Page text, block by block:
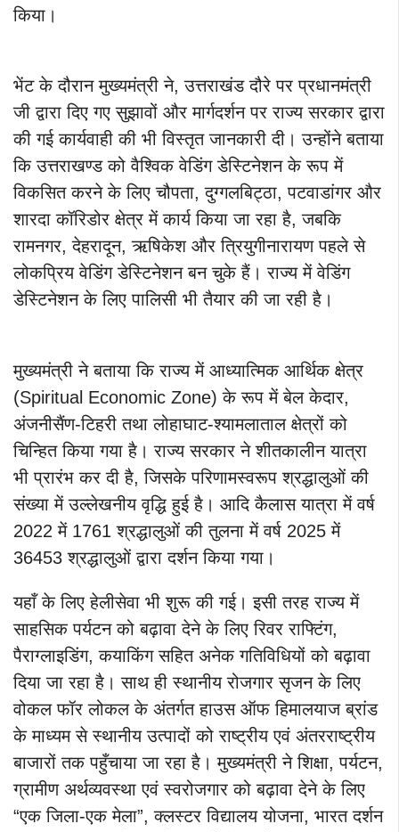
किया।
भेंट के दौरान मुख्यमंत्री ने, उत्तराखंड दौरे पर प्रधानमंत्री
जी द्वारा दिए गए सुझावों और मार्गदर्शन पर राज्य सरकार द्वारा
की गई कार्यवाही की भी विस्तृत जानकारी दी। उन्होंने बताया
कि उत्तराखण्ड को वैश्विक वेडिंग डेस्टिनेशन के रूप में
विकसित करने के लिए चौपता, दुग्गलबिट्ठा, पटवाडांगर और
शारदा कॉरिडोर क्षेत्र में कार्य किया जा रहा है, जबकि
रामनगर, देहरादून, ऋषिकेश और त्रियुगीनारायण पहले से
लोकप्रिय वेडिंग डेस्टिनेशन बन चुके हैं। राज्य में वेडिंग
डेस्टिनेशन के लिए पालिसी भी तैयार की जा रही है।
मुख्यमंत्री ने बताया कि राज्य में आध्यात्मिक आर्थिक क्षेत्र
(Spiritual Economic Zone) के रूप में बेल केदार,
अंजनीसैंण-टिहरी तथा लोहाघाट-श्यामलाताल क्षेत्रों को
चिन्हित किया गया है। राज्य सरकार ने शीतकालीन यात्रा
भी प्रारंभ कर दी है, जिसके परिणामस्वरूप श्रद्धालुओं की
संख्या में उल्लेखनीय वृद्धि हुई है। आदि कैलास यात्रा में वर्ष
2022 में 1761 श्रद्धालुओं की तुलना में वर्ष 2025 में
36453 श्रद्धालुओं द्वारा दर्शन किया गया।
यहाँ के लिए हेलीसेवा भी शुरू की गई। इसी तरह राज्य में
साहसिक पर्यटन को बढ़ावा देने के लिए रिवर राफ्टिंग,
पैराग्लाइडिंग, कयाकिंग सहित अनेक गतिविधियों को बढ़ावा
दिया जा रहा है। साथ ही स्थानीय रोजगार सृजन के लिए
वोकल फॉर लोकल के अंतर्गत हाउस ऑफ हिमालयाज ब्रांड
के माध्यम से स्थानीय उत्पादों को राष्ट्रीय एवं अंतरराष्ट्रीय
बाजारों तक पहुँचाया जा रहा है। मुख्यमंत्री ने शिक्षा, पर्यटन,
ग्रामीण अर्थव्यवस्था एवं स्वरोजगार को बढ़ावा देने के लिए
“एक जिला-एक मेला”, क्लस्टर विद्यालय योजना, भारत दर्शन